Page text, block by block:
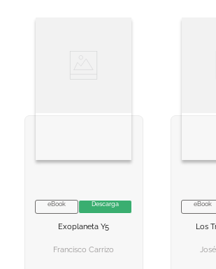
VER INFORMACION
eBook Descarga
Exoplaneta Y5
Francisco Carrizo
VER
eBook
Los